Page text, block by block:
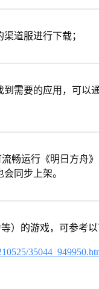
道服进行下载；
需要的应用，可以
畅运行《明日方舟
同步上架。
）的游戏，可参考以